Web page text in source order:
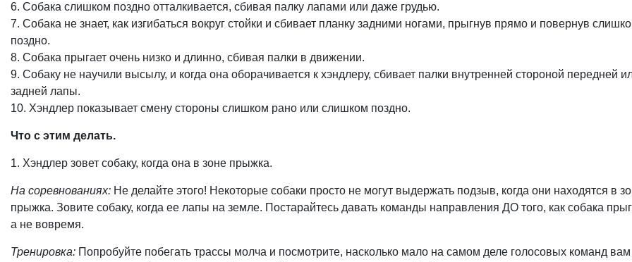
6. Собака слишком поздно отталкивается, сбивая палку лапами или даже грудью.
7. Собака не знает, как изгибаться вокруг стойки и сбивает планку задними ногами, прыгнув прямо и повернув
поздно.
8. Собака прыгает очень низко и длинно, сбивая палки в движении.
9. Собаку не научили высылу, и когда она оборачивается к хэндлеру, сбивает палки внутренней стороной передней
задней лапы.
10. Хэндлер показывает смену стороны слишком рано или слишком поздно.
Что с этим делать.
1. Хэндлер зовет собаку, когда она в зоне прыжка.
На соревнованиях: Не делайте этого! Некоторые собаки просто не могут выдержать подзыв, когда они находятся в
прыжка. Зовите собаку, когда ее лапы на земле. Постарайтесь давать команды направления ДО того, как собака
а не вовремя.
Тренировка: Попробуйте побегать трассы молча и посмотрите, насколько мало на самом деле голосовых команд вам